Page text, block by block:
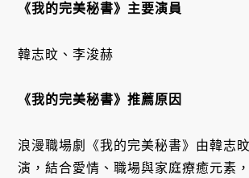
《我的完美秘書》主要演員
韓志旼、李浚赫
《我的完美秘書》推薦原因
浪漫職場劇《我的完美秘書》由韓志
演，結合愛情、職場與家庭療癒元素